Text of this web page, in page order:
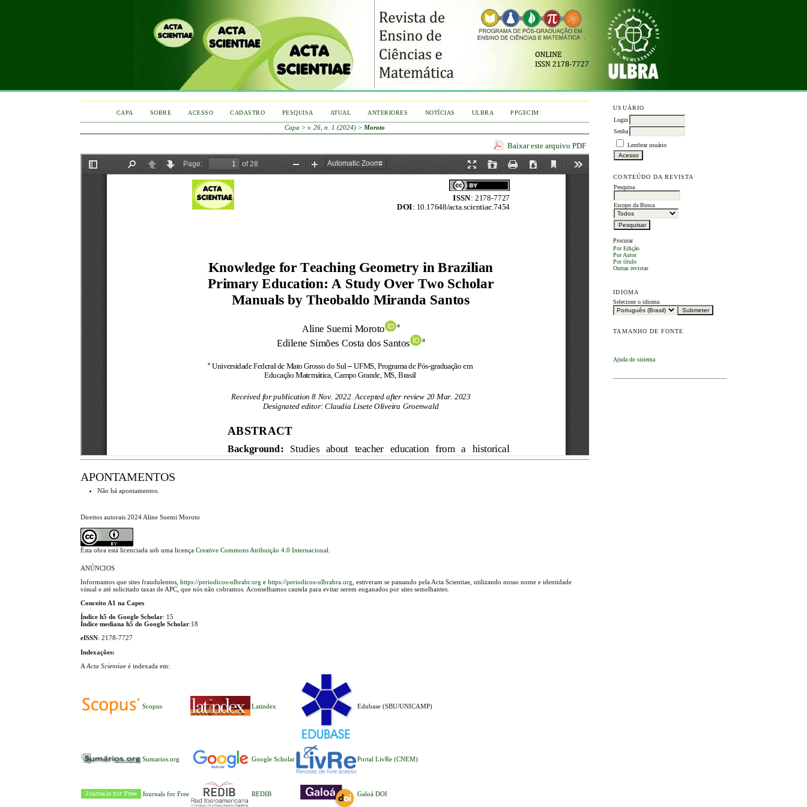
USUÁRIO
Login
Senha
Lembrar usuário
CONTEÚDO DA REVISTA
Pesquisa
Escopo da Busca
Procurar
Por Edição
Por Autor
Por título
Outras revistas
IDIOMA
Selecione o idioma
TAMANHO DE FONTE
Ajuda do sistema
CAPA SOBRE ACESSO CADASTRO PESQUISA ATUAL ANTERIORES NOTÍCIAS ULBRA PPGECIM
Capa >v. 26, n. 1 (2024) > Moroto
Baixar este arquivo PDF
APONTAMENTOS
Não há apontamentos.
Direitos autorais 2024 Aline Suemi Moroto
Esta obra está licenciada sob uma licençaCreative Commons Atribuição 4.0 Internacional
ANÚNCIOS
Informamos que sites fraudulentos,https://periodicos-ulbrabr.org ehttps://periodicos-ulbrabra.org , estiveram se passando pela Acta Scientiae, utilizando nosso nome e identidade
visual e até solicitado taxas de APC, que nós não cobramos. Aconselhamos cautela para evitar serem enganados por sites semelhantes.
Conceito A1 na Capes
Índice h5 do Google Scholar: 15
Índice mediana h5 do Google Scholar:18
eISSN: 2178-7727
Indexações:
AActa Scientiaeé indexada em:
Scopus Latindex Edubase (SBU/UNICAMP)
Sumarios.org Google Scholar Portal LivRe (CNEM)
Journals for Free REDIB Galoá DOI